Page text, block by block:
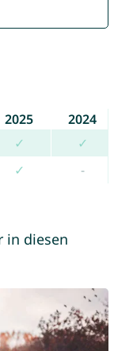
2025
2024
✓
✓
✓ -
in diesen